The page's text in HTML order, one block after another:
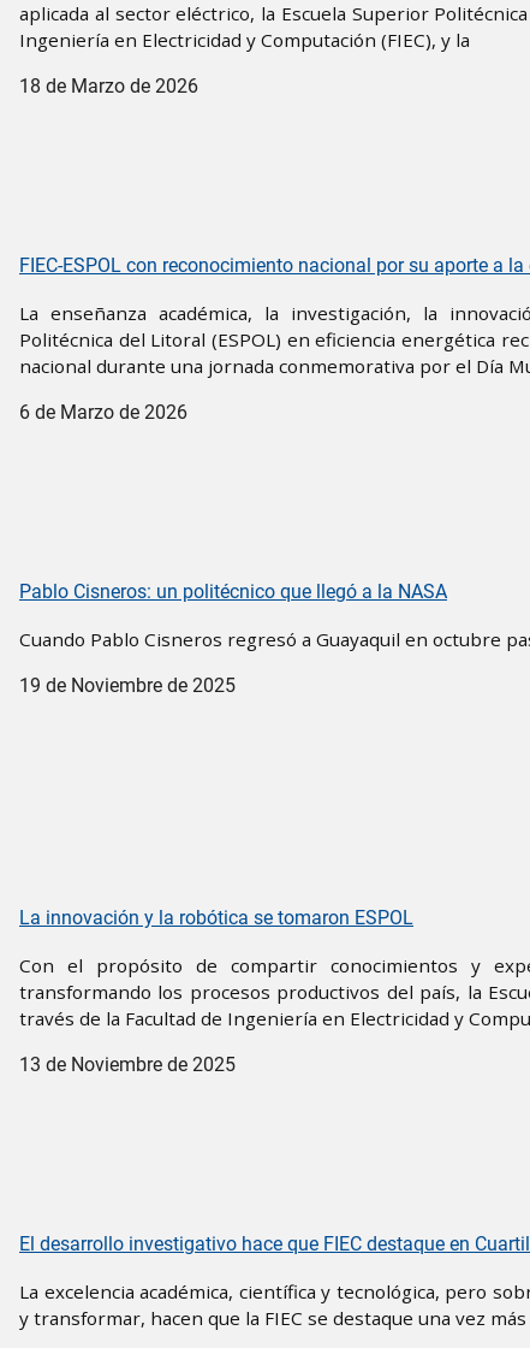
aplicada al sector eléctrico, la Escuela Superior
Ingeniería en Electricidad y Computación (FIEC), y la
18 de Marzo de 2026
FIEC-ESPOL con reconocimiento nacional por su aporte a
La enseñanza académica, la investigación, la
Politécnica del Litoral (ESPOL) en eficiencia energética
nacional durante una jornada conmemorativa por el Día
6 de Marzo de 2026
Pablo Cisneros: un politécnico que llegó a la NASA
Cuando Pablo Cisneros regresó a Guayaquil en octubre
19 de Noviembre de 2025
La innovación y la robótica se tomaron ESPOL
Con el propósito de compartir conocimientos y
transformando los procesos productivos del país, la
través de la Facultad de Ingeniería en Electricidad y
13 de Noviembre de 2025
El desarrollo investigativo hace que FIEC destaque en
La excelencia académica, científica y tecnológica, pero
y transformar, hacen que la FIEC se destaque una vez